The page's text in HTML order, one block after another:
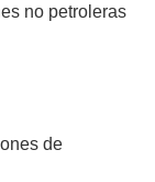
no petroleras
de